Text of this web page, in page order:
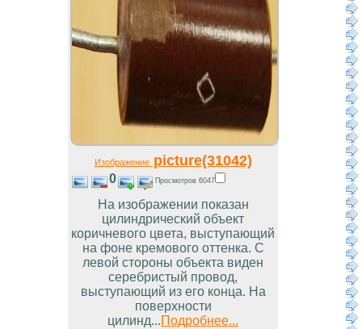
Изображениеpicture(31042)
0 Просмотров 6047
На изображении показан
цилиндрический объект
коричневого цвета, выступающий
на фоне кремового оттенка. С
левой стороны объекта виден
серебристый провод,
выступающий из его конца. На
поверхности
цилинд...Подробнее...